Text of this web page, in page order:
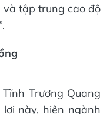
tập trung cao độ
Trương Quang
này, hiện ngành